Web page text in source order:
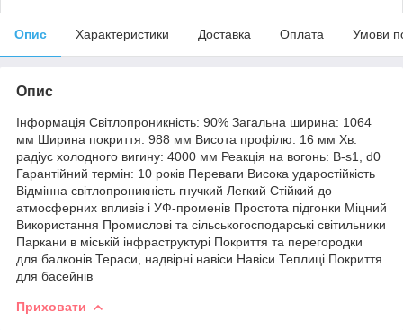
Опис Характеристики Доставка Оплата Умови
Опис
Інформація Світлопроникність: 90% Загальна ширина: 1064
мм Ширина покриття: 988 мм Висота профілю: 16 мм Хв.
радіус холодного вигину: 4000 мм Реакція на вогонь: B-s1, d0
Гарантійний термін: 10 років Переваги Висока ударостійкість
Відмінна світлопроникність гнучкий Легкий Стійкий до
атмосферних впливів і УФ-променів Простота підгонки Міцний
Використання Промислові та сільськогосподарські світильники
Паркани в міській інфраструктурі Покриття та перегородки
для балконів Тераси, надвірні навіси Навіси Теплиці Покриття
для басейнів
Приховати